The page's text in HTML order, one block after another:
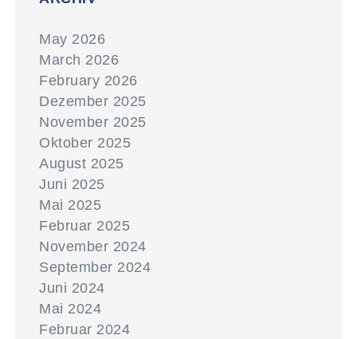
May 2026
March 2026
February 2026
Dezember 2025
November 2025
Oktober 2025
August 2025
Juni 2025
Mai 2025
Februar 2025
November 2024
September 2024
Juni 2024
Mai 2024
Februar 2024